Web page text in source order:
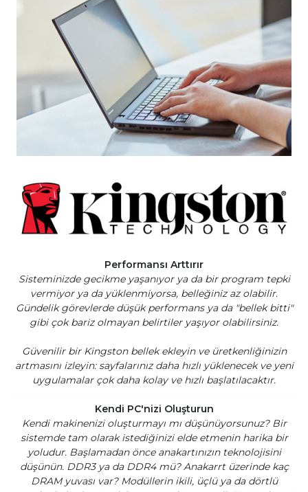
Performansı Arttırır
Sisteminizde gecikme yaşanıyor ya da bir program tepki
vermiyor ya da yüklenmiyorsa, belleğiniz az olabilir.
Gündelik görevlerde düşük performans ya da "bellek bitti"
gibi çok bariz olmayan belirtiler yaşıyor olabilirsiniz.
Güvenilir bir Kingston bellek ekleyin ve üretkenliğinizin
artmasını izleyin: sayfalarınız daha hızlı yüklenecek ve yeni
uygulamalar çok daha kolay ve hızlı başlatılacaktır.
Kendi PC'nizi Oluşturun
Kendi makinenizi oluşturmayı mı düşünüyorsunuz? Bir
sistemde tam olarak istediğinizi elde etmenin harika bir
yoludur. Başlamadan önce anakartınızın teknolojisini
düşünün. DDR3 ya da DDR4 mü? Anakarrt üzerinde kaç
DRAM yuvası var? Modüllerin ikili, üçlü ya da dörtlü